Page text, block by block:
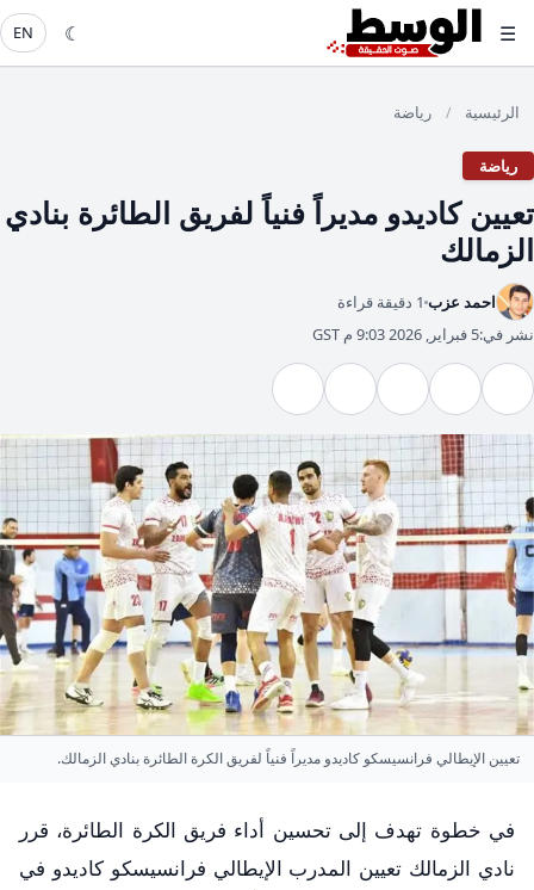
☰
☾
EN
الرئيسية / رياضة
رياضة
تعيين كاديدو مديراً فنياً لفريق الطائرة بنادي
الزمالك
احمد عزب 1 دقيقة قراءة
نشر في:5 فبراير, 2026 9:03 م GST
تعيين الإيطالي فرانسيسكو كاديدو مديراً فنياً لفريق الكرة الطائرة بنادي الزمالك.
في خطوة تهدف إلى تحسين أداء فريق الكرة الطائرة، قرر
نادي الزمالك تعيين المدرب الإيطالي فرانسيسكو كاديدو في